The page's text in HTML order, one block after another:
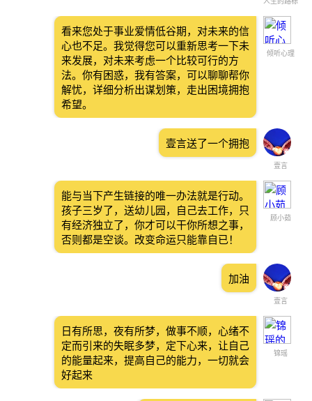
倾听心理
看来您处于事业爱情低谷期，对未来的信
心也不足。我觉得您可以重新思考一下未
来发展，对未来考虑一个比较可行的方
法。你有困惑，我有答案，可以聊聊帮你
解忧，详细分析出谋划策，走出困境拥抱
希望。
壹言
壹言送了一个拥抱
顾小茹
能与当下产生链接的唯一办法就是行动。
孩子三岁了，送幼儿园，自己去工作，只
有经济独立了，你才可以干你所想之事，
否则都是空谈。改变命运只能靠自已！
壹言
加油
锦瑶
日有所思，夜有所梦，做事不顺，心绪不
定而引来的失眠多梦，定下心来，让自己
的能量起来，提高自己的能力，一切就会
好起来